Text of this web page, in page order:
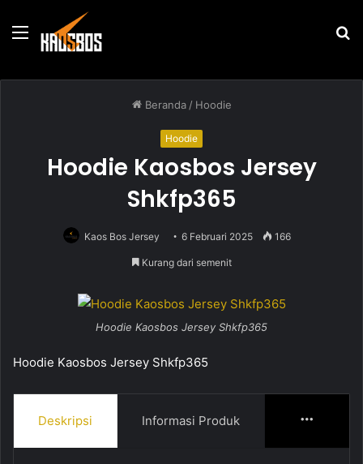
Menu
Beranda / Hoodie
Hoodie
Hoodie Kaosbos Jersey
Shkfp365
Kaos Bos Jersey 6 Februari 2025 166
Kurang dari semenit
Hoodie Kaosbos Jersey Shkfp365
Hoodie Kaosbos Jersey Shkfp365
Deskripsi Informasi Produk